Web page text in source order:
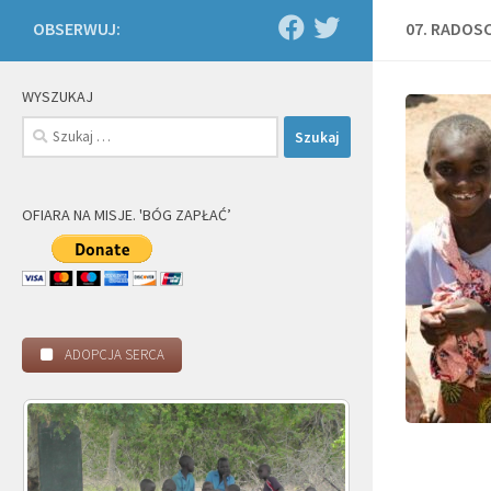
07.
OBSERWUJ:
WYSZUKAJ
Szukaj:
OFIARA NA MISJE. 'BÓG ZAPŁAĆ’
ADOPCJA SERCA